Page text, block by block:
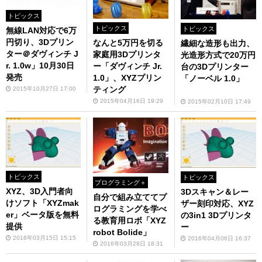
トピックス
無線LAN対応で6万
円切り、3Dプリン
ター＠ダヴィンチ J
r. 1.0w」10月30日
発売
2015年10月27日 17:00
トピックス
なんと5万円を切る
家庭用3Dプリンタ
ー「ダヴィンチ Jr.
1.0」、XYZプリン
ティング
2015年04月16日 19:29
トピックス
繊細な造形も出力、
光造形方式で20万円
台の3Dプリンター
「ノーベル 1.0」
2015年02月10日 17:49
トピックス
XYZ、3D入門者向
けソフト「XYZmak
er」ベータ版を無料
提供
2016年03月15日 15:15
プログラミング＋
自分で組み立ててプ
ログラミングを学べ
る教育用ロボ「XYZ
robot Bolide」
2016年03月28日 18:31
トピックス
3Dスキャン＆レー
ザー刻印対応、XYZ
の3in1 3Dプリンタ
ー
2016年04月06日 16:37